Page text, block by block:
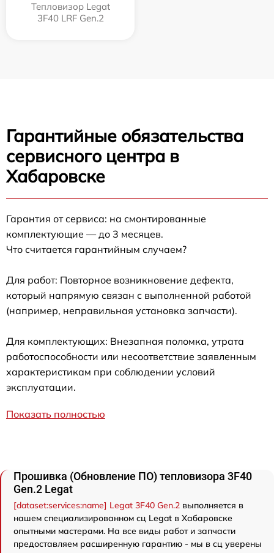
Тепловизор Legat
3F40 LRF Gen.2
Гарантийные обязательства
сервисного центра в
Хабаровске
Гарантия от сервиса: на смонтированные
комплектующие — до 3 месяцев.
Что считается гарантийным случаем?
Для работ: Повторное возникновение дефекта,
который напрямую связан с выполненной работой
(например, неправильная установка запчасти).
Для комплектующих: Внезапная поломка, утрата
работоспособности или несоответствие заявленным
характеристикам при соблюдении условий
эксплуатации.
Показать полностью
Прошивка (Обновление ПО) тепловизора 3F40
Gen.2 Legat
[dataset:services:name] Legat 3F40 Gen.2 выполняется в
нашем специализированном сц Legat в Хабаровске
опытными мастерами. На все виды работ и запчасти
предоставляем расширенную гарантию - мы в сц уверены